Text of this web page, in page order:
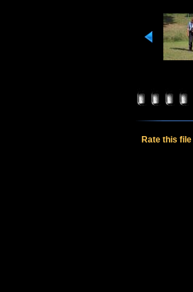
Rate this file